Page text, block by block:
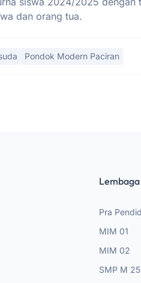
dan orang tua.
Pondok Modern Paciran
Lembaga
Pra
MIM 01
MIM 02
SMP M 25